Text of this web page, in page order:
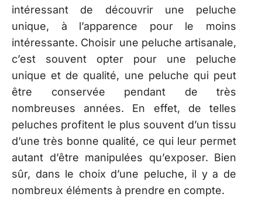
intéressant de découvrir une peluche
unique, à l’apparence pour le moins
intéressante. Choisir une peluche artisanale,
c’est souvent opter pour une peluche
unique et de qualité, une peluche qui peut
être conservée pendant de très
nombreuses années. En effet, de telles
peluches profitent le plus souvent d’un tissu
d’une très bonne qualité, ce qui leur permet
autant d’être manipulées qu’exposer. Bien
sûr, dans le choix d’une peluche, il y a de
nombreux éléments à prendre en compte.